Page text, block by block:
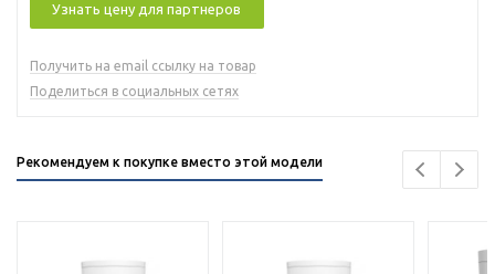
Узнать цену для партнеров
Получить на email ссылку на товар
Поделиться в социальных сетях
Рекомендуем к покупке вместо этой модели